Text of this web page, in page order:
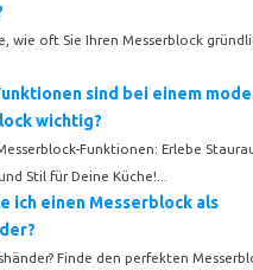
wie oft Sie Ihren Messerblock
sind bei einem
wichtig?
Funktionen: Erlebe
Stil für Deine Küche!...
ich einen Messerblock als
Finde den perfekten